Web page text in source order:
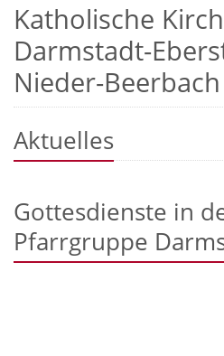
Katholische
Darmstadt-
Nieder-Beerbach
Aktuelles
Gottesdienste in
Pfarrgruppe